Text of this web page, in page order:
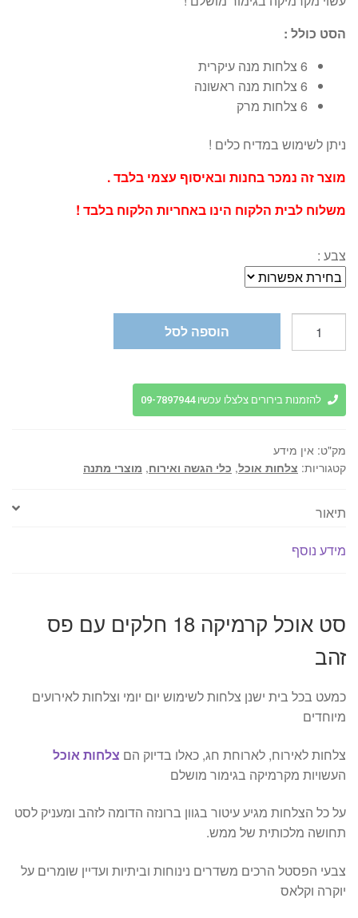
הסט כולל :
6 צלחות מנה עיקרית
6 צלחות מנה ראשונה
6 צלחות מרק
ניתן לשימוש במדיח כלים !
מוצר זה נמכר בחנות ובאיסוף עצמי בלבד .
משלוח לבית הלקוח הינו באחריות הלקוח בלבד !
צבע :
אוכל
קרמיקה
18
חלקים
עם
הוספה לסל
להזמנות בירורים צלצלו עכשיו 09-7897944
מק"ט: אין מידע
קטגוריות: צלחות אוכל, כלי הגשה ואירוח, מוצרי מתנה
תיאור
מידע נוסף
סט אוכל קרמיקה 18 חלקים עם פס
זהב
כמעט בכל בית ישנן צלחות לשימוש יום יומי וצלחות לאירועים
מיוחדים
צלחות לאירוח, לארוחת חג, כאלו בדיוק הם צלחות אוכל
העשויות מקרמיקה בגימור מושלם
על כל הצלחות מגיע עיטור בגוון ברונזה הדומה לזהב ומעניק לסט
תחושה מלכותית של ממש.
צבעי הפסטל הרכים משדרים נינוחות וביתיות ועדיין שומרים על
יוקרה וקלאס